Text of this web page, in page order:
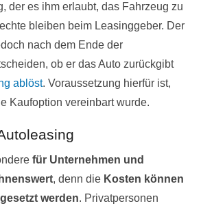
der es ihm erlaubt, das Fahrzeug zu
bleiben beim Leasinggeber. Der
nach dem Ende der
ob er das Auto zurückgibt
ablöst. Voraussetzung hierfür ist,
Kaufoption vereinbart wurde.
für Unternehmen und
, denn die Kosten können
werden. Privatpersonen